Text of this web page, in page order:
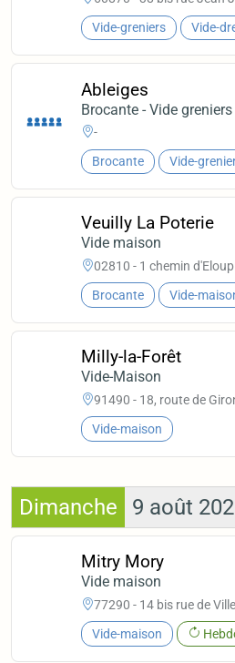
Vide-greniers Vide-
Ableiges
Brocante - Vide
-
Brocante Vide-
Veuilly La Poterie
Vide maison
02810 - 1 chemin
Brocante Vide-
Milly-la-Forêt
Vide-Maison
91490 - 18, route de
Vide-maison
Dimanche 9 août
Mitry Mory
Vide maison
77290 - 14 bis rue de
Vide-maison